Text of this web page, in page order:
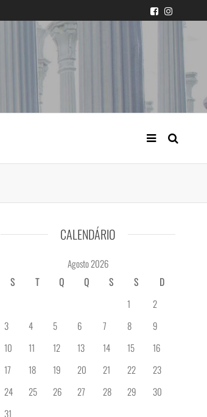
CALENDÁRIO
Agosto 2026
S
T Q Q S S
D
1
2
3
4 5 6 7 8
9
10
11 12 13 14 15
16
17
18 19 20 21 22
23
24
25 26 27 28 29
30
31